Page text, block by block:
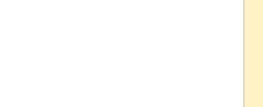
レイ動画で当時が懐かしい。
そう…会社滅茶苦茶やろなぁ」
ら…とんでもない事になった